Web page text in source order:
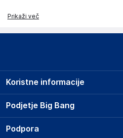
Prikaži več
Podjetje Big Bang
O podjetju
Koristne informacije
Prodajna mesta
Storitve
Podpora